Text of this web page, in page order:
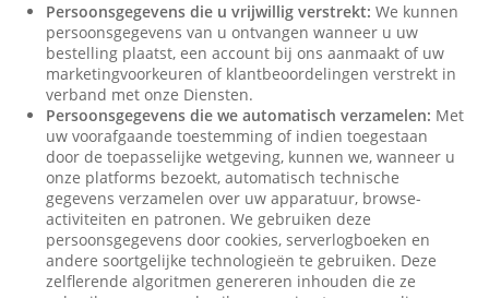
Persoonsgegevens die u vrijwillig verstrekt: We kunnen
persoonsgegevens van u ontvangen wanneer u uw
bestelling plaatst, een account bij ons aanmaakt of uw
marketingvoorkeuren of klantbeoordelingen verstrekt in
verband met onze Diensten.
Persoonsgegevens die we automatisch verzamelen: Met
uw voorafgaande toestemming of indien toegestaan
door de toepasselijke wetgeving, kunnen we, wanneer u
onze platforms bezoekt, automatisch technische
gegevens verzamelen over uw apparatuur, browse-
activiteiten en patronen. We gebruiken deze
persoonsgegevens door cookies, serverlogboeken en
andere soortgelijke technologieën te gebruiken. Deze
zelflerende algoritmen genereren inhouden die ze